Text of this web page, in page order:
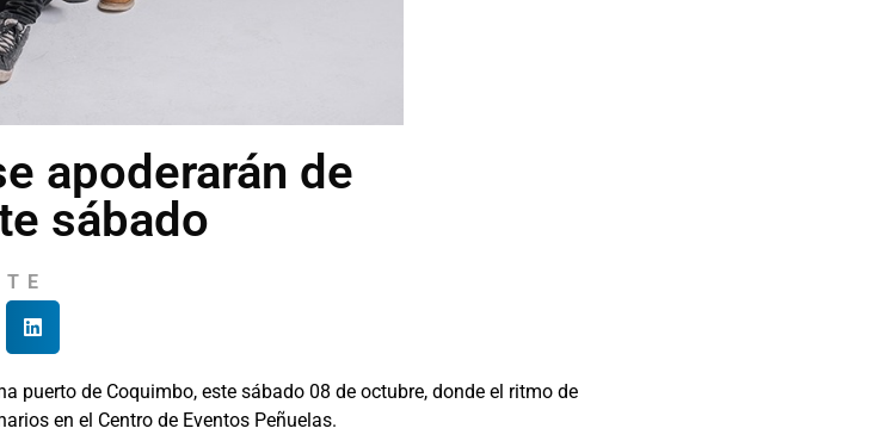
apoderarán de
sábado
puerto de Coquimbo, este sábado 08 de octubre, donde el ritmo de
en el Centro de Eventos Peñuelas.